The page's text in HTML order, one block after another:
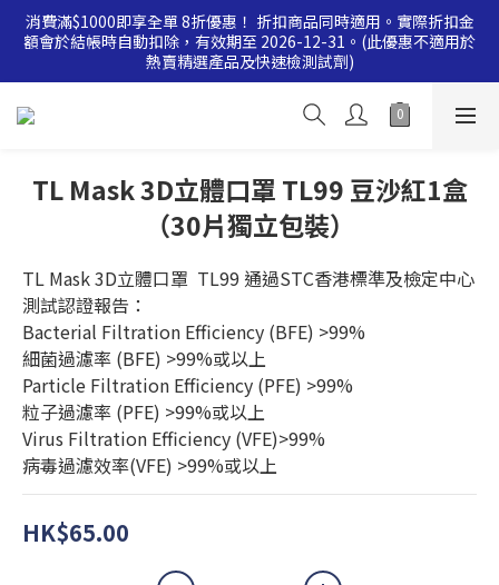
消費滿$500即享全單 9 折優惠！折扣商品同時適用。實際折扣金
額會於結帳時自動扣除，有效期至 2026-12-31。(此優惠不適用於
熱賣精選產品及快速檢測試劑)
消費滿$1000即享全單 8折優惠！ 折扣商品同時適用。實際折扣金
額會於結帳時自動扣除，有效期至 2026-12-31。(此優惠不適用於
熱賣精選產品及快速檢測試劑)
消費滿$500即享全單 9 折優惠！折扣商品同時適用。實際折扣金
額會於結帳時自動扣除，有效期至 2026-12-31。(此優惠不適用於
TL Mask 3D立體口罩 TL99 豆沙紅1盒
（30片獨立包裝）
TL Mask 3D立體口罩  TL99 通過STC香港標準及檢定中心
測試認證報告：
Bacterial Filtration Efficiency (BFE) >99%
細菌過濾率 (BFE) >99%或以上
Particle Filtration Efficiency (PFE) >99%
粒子過濾率 (PFE) >99%或以上
Virus Filtration Efficiency (VFE)>99%
病毒過濾效率(VFE) >99%或以上
HK$65.00